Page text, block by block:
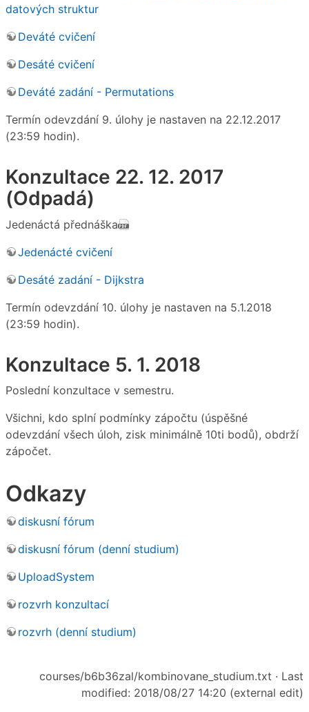
datových struktur
Deváté cvičení
Desáté cvičení
Deváté zadání - Permutations
Termín odevzdání 9. úlohy je nastaven na 22.12.2017
(23:59 hodin).
Konzultace 22. 12. 2017
(Odpadá)
Jedenáctá přednáška
Jedenácté cvičení
Desáté zadání - Dijkstra
Termín odevzdání 10. úlohy je nastaven na 5.1.2018
(23:59 hodin).
Konzultace 5. 1. 2018
Poslední konzultace v semestru.
Všichni, kdo splní podmínky zápočtu (úspěšné
odevzdání všech úloh, zisk minimálně 10ti bodů), obdrží
zápočet.
Odkazy
diskusní fórum
diskusní fórum (denní studium)
UploadSystem
rozvrh konzultací
rozvrh (denní studium)
courses/b6b36zal/kombinovane_studium.txt · Last
modified: 2018/08/27 14:20 (external edit)